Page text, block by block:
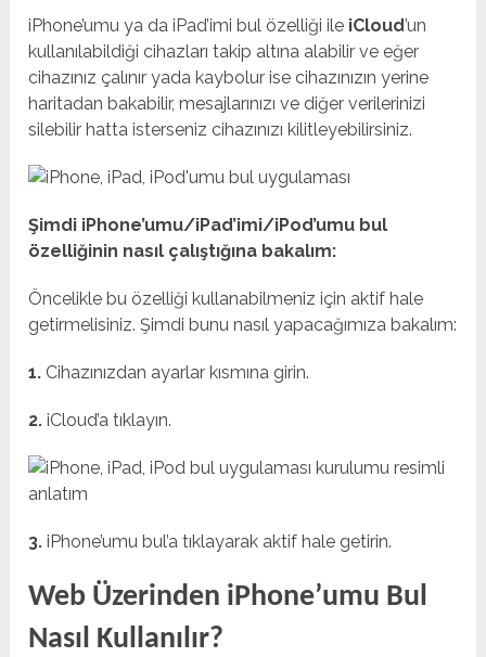
iPhone’umu ya da iPad’imi bul özelliği ile iCloud’un
kullanılabildiği cihazları takip altına alabilir ve eğer
cihazınız çalınır yada kaybolur ise cihazınızın yerine
haritadan bakabilir, mesajlarınızı ve diğer verilerinizi
silebilir hatta isterseniz cihazınızı kilitleyebilirsiniz.
Şimdi iPhone’umu/iPad’imi/iPod’umu bul
özelliğinin nasıl çalıştığına bakalım:
Öncelikle bu özelliği kullanabilmeniz için aktif hale
getirmelisiniz. Şimdi bunu nasıl yapacağımıza bakalım:
1. Cihazınızdan ayarlar kısmına girin.
2. iCloud’a tıklayın.
3. iPhone’umu bul’a tıklayarak aktif hale getirin.
Web Üzerinden iPhone’umu Bul
Nasıl Kullanılır?